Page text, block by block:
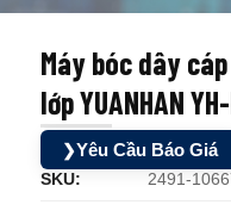
Máy bóc dây
lớp YUANHAN
❯Yêu Cầu Báo Giá
SKU: 2491-